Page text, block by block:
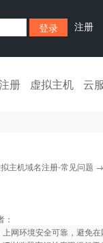
注册
册 虚拟主机 云
主机域名注册-常见问题
：
上网环境安全可靠，避免